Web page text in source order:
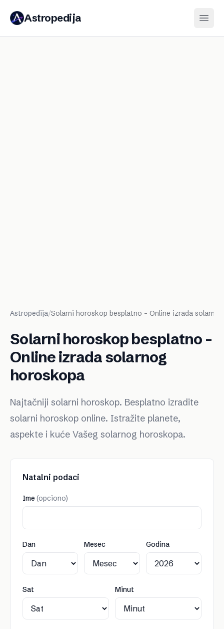
Astropedija
Astropedija/Solarni horoskop besplatno - Online izrada
Solarni horoskop besplatno -
Online izrada solarnog
horoskopa
Najtačniji solarni horoskop. Besplatno izradite
solarni horoskop online. Istražite planete,
aspekte i kuće Vašeg solarnog horoskopa.
Natalni podaci
Ime (opciono)
Dan Mesec Godina
Sat Minut